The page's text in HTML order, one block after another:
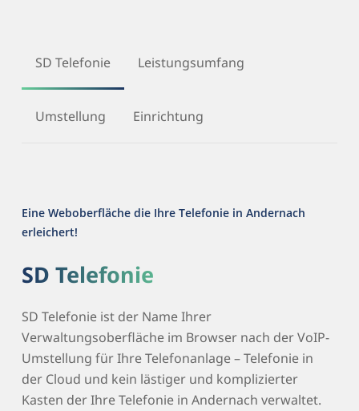
SD Telefonie Leistungsumfang
Umstellung Einrichtung
Eine Weboberfläche die Ihre Telefonie in Andernach
erleichert!
SD Telefonie
SD Telefonie ist der Name Ihrer
Verwaltungsoberfläche im Browser nach der VoIP-
Umstellung für Ihre Telefonanlage – Telefonie in
der Cloud und kein lästiger und komplizierter
Kasten der Ihre Telefonie in Andernach verwaltet.